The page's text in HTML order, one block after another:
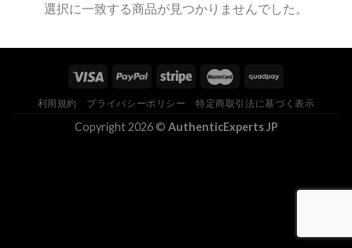
選択に一致する商品が見つかりませんでした。
利用規約 プライバシーポリシー 特定商取引法に基づく表示
Copyright 2026 © AuthenticExperts JP